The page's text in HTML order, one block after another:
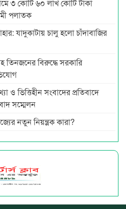
৩ কোটি ৬০ লাখ কোটি টাকা
পলাতক
যাদুকাটায় চালু হলো চাঁদাবাজির
তিনজনের বিরুদ্ধে সরকারি
ও ভিত্তিহীন সংবাদের প্রতিবাদে
সম্মেলন
নতুন নিয়ন্ত্রক কারা?